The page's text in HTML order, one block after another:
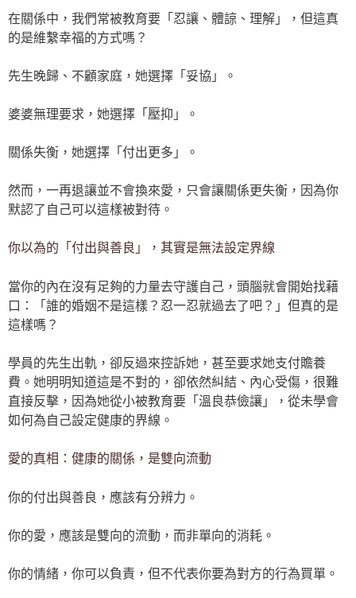
在關係中，我們常被教育要「忍讓、體諒、理解」，但這真
的是維繫幸福的方式嗎？
先生晚歸、不顧家庭，她選擇「妥協」。
婆婆無理要求，她選擇「壓抑」。
關係失衡，她選擇「付出更多」。
然而，一再退讓並不會換來愛，只會讓關係更失衡，因為你
默認了自己可以這樣被對待。
你以為的「付出與善良」，其實是無法設定界線
當你的內在沒有足夠的力量去守護自己，頭腦就會開始找藉
口：「誰的婚姻不是這樣？忍一忍就過去了吧？」但真的是
這樣嗎？
學員的先生出軌，卻反過來控訴她，甚至要求她支付贍養
費。她明明知道這是不對的，卻依然糾結、內心受傷，很難
直接反擊，因為她從小被教育要「溫良恭儉讓」，從未學會
如何為自己設定健康的界線。
愛的真相：健康的關係，是雙向流動
你的付出與善良，應該有分辨力。
你的愛，應該是雙向的流動，而非單向的消耗。
你的情緒，你可以負責，但不代表你要為對方的行為買單。